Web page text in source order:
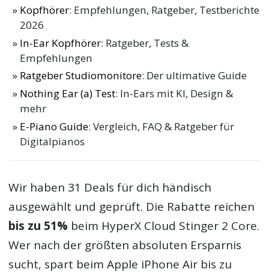
Kopfhörer: Empfehlungen, Ratgeber, Testberichte
2026
In-Ear Kopfhörer: Ratgeber, Tests &
Empfehlungen
Ratgeber Studiomonitore: Der ultimative Guide
Nothing Ear (a) Test: In-Ears mit KI, Design &
mehr
E-Piano Guide: Vergleich, FAQ & Ratgeber für
Digitalpianos
Wir haben 31 Deals für dich händisch
ausgewählt und geprüft. Die Rabatte reichen
bis zu 51% beim HyperX Cloud Stinger 2 Core.
Wer nach der größten absoluten Ersparnis
sucht, spart beim Apple iPhone Air bis zu